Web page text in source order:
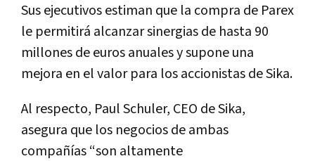
Sus ejecutivos estiman que la compra de Parex
le permitirá alcanzar sinergias de hasta 90
millones de euros anuales y supone una
mejora en el valor para los accionistas de Sika.
Al respecto, Paul Schuler, CEO de Sika,
asegura que los negocios de ambas
compañías “son altamente